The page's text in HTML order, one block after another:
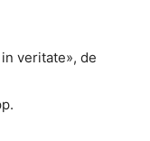
veritate», de